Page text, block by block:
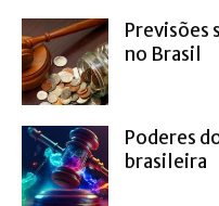
Previsões
no Brasil
Poderes
brasileira